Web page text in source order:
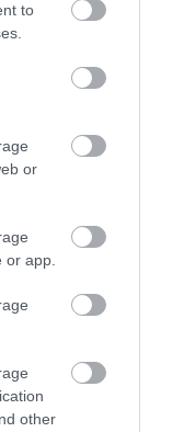
to
or
app.
other